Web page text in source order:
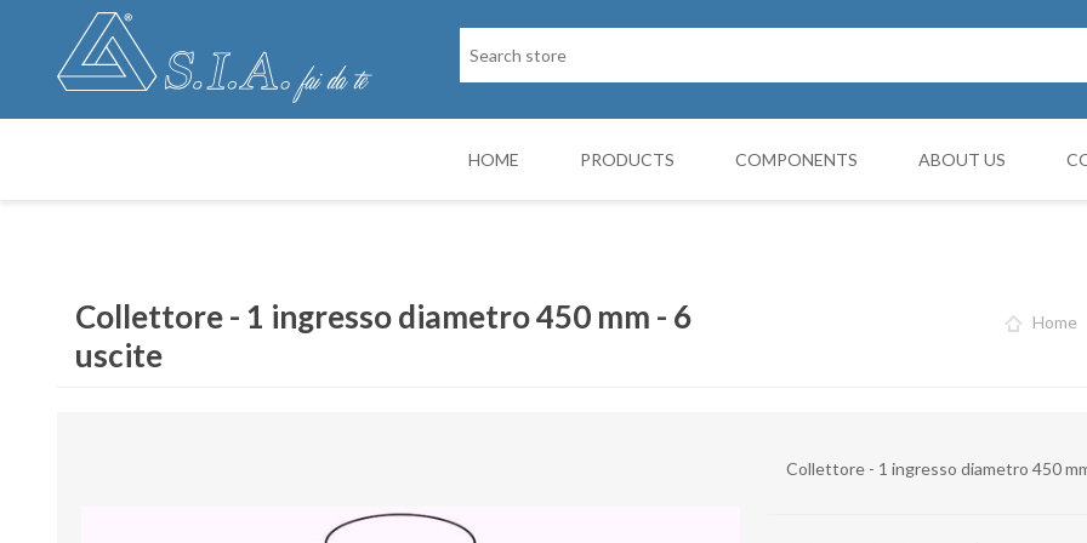
HOME PRODUCTS COMPONENTS ABOUT US
Home
Collettore - 1 ingresso diametro 450 mm - 6
uscite
Collettore - 1 ingresso diametro 450